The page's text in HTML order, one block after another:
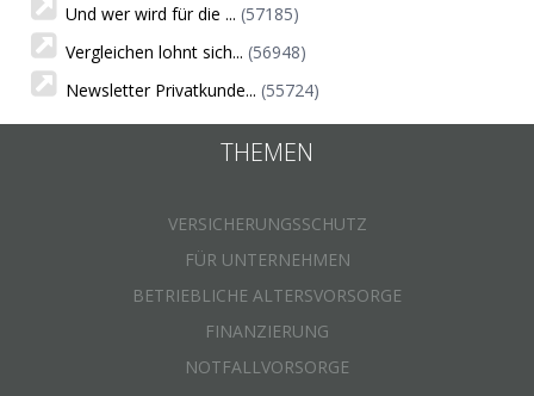
Und wer wird für die ... (57185)
Vergleichen lohnt sich... (56948)
Newsletter Privatkunde... (55724)
THEMEN
VERSICHERUNGSSCHUTZ
FÜR UNTERNEHMEN
BETRIEBLICHE ALTERSVORSORGE
FINANZIERUNG
NOTFALLVORSORGE